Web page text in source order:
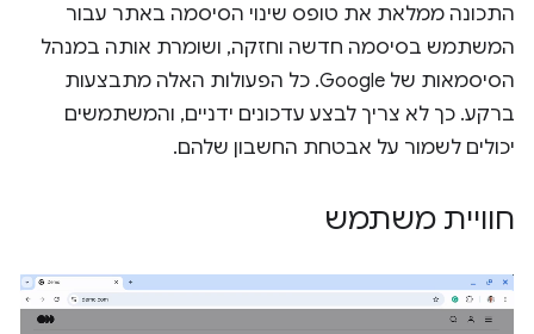
התכונה ממלאת את טופס שינוי הסיסמה באתר עבור
המשתמש בסיסמה חדשה וחזקה, ושומרת אותה במנהל
הסיסמאות של Google. כל הפעולות האלה מתבצעות
ברקע. כך לא צריך לבצע עדכונים ידניים, והמשתמשים
יכולים לשמור על אבטחת החשבון שלהם.
חוויית משתמש